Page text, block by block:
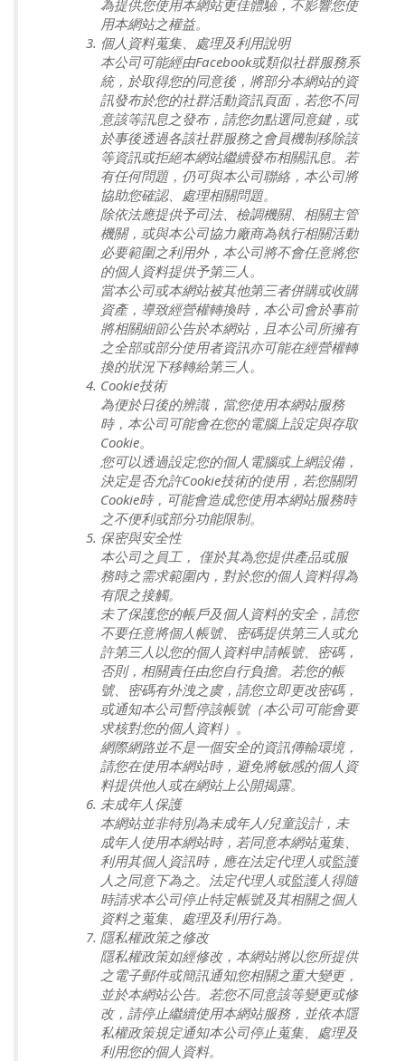
為提供您使用本網站更佳體驗，不影響您使
用本網站之權益。
個人資料蒐集、處理及利用說明
本公司可能經由Facebook或類似社群服務系
統，於取得您的同意後，將部分本網站的資
訊發布於您的社群活動資訊頁面，若您不同
意該等訊息之發布，請您勿點選同意鍵，或
於事後透過各該社群服務之會員機制移除該
等資訊或拒絕本網站繼續發布相關訊息。若
有任何問題，仍可與本公司聯絡，本公司將
協助您確認、處理相關問題。
除依法應提供予司法、檢調機關、相關主管
機關，或與本公司協力廠商為執行相關活動
必要範圍之利用外，本公司將不會任意將您
的個人資料提供予第三人。
當本公司或本網站被其他第三者併購或收購
資產，導致經營權轉換時，本公司會於事前
將相關細節公告於本網站，且本公司所擁有
之全部或部分使用者資訊亦可能在經營權轉
換的狀況下移轉給第三人。
Cookie技術
為便於日後的辨識，當您使用本網站服務
時，本公司可能會在您的電腦上設定與存取
Cookie。
您可以透過設定您的個人電腦或上網設備，
決定是否允許Cookie技術的使用，若您關閉
Cookie時，可能會造成您使用本網站服務時
之不便利或部分功能限制。
保密與安全性
本公司之員工， 僅於其為您提供產品或服
務時之需求範圍內，對於您的個人資料得為
有限之接觸。
未了保護您的帳戶及個人資料的安全，請您
不要任意將個人帳號、密碼提供第三人或允
許第三人以您的個人資料申請帳號、密碼，
否則，相關責任由您自行負擔。若您的帳
號、密碼有外洩之虞，請您立即更改密碼，
或通知本公司暫停該帳號（本公司可能會要
求核對您的個人資料）。
網際網路並不是一個安全的資訊傳輸環境，
請您在使用本網站時，避免將敏感的個人資
料提供他人或在網站上公開揭露。
未成年人保護
本網站並非特別為未成年人/兒童設計，未
成年人使用本網站時，若同意本網站蒐集、
利用其個人資訊時，應在法定代理人或監護
人之同意下為之。法定代理人或監護人得隨
時請求本公司停止特定帳號及其相關之個人
資料之蒐集、處理及利用行為。
隱私權政策之修改
隱私權政策如經修改，本網站將以您所提供
之電子郵件或簡訊通知您相關之重大變更，
並於本網站公告。若您不同意該等變更或修
改，請停止繼續使用本網站服務，並依本隱
私權政策規定通知本公司停止蒐集、處理及
利用您的個人資料。